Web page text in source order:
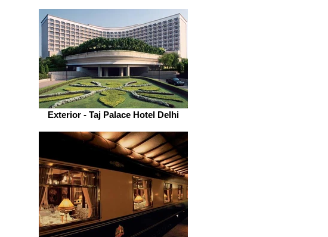
Exterior - Taj Palace Hotel Delhi